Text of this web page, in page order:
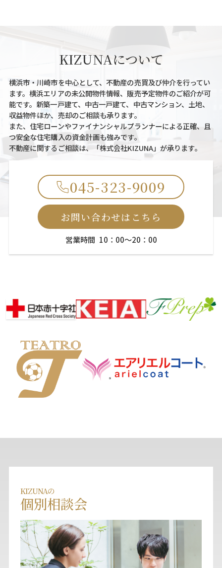
KIZUNAについて
横浜市・川崎市を中心として、不動産の売買及び仲介を行ってい
ます。横浜エリアの未公開物件情報、販売予定物件のご紹介が可
能です。新築一戸建て、中古一戸建て、中古マンション、土地、
収益物件ほか、売却のご相談も承ります。
また、住宅ローンやファイナンシャルプランナーによる正確、且
つ安全な住宅購入の資金計画も強みです。
不動産に関するご相談は、「株式会社KIZUNA」が承ります。
045-323-9009
お問い合わせはこちら
営業時間 10：00～20：00
KIZUNAの
個別相談会